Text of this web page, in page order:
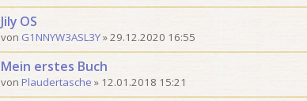
Jily OS
von G1NNYW3ASL3Y»29.12.2020 16:55
Mein erstes Buch
von Plaudertasche » 12.01.2018 15:21